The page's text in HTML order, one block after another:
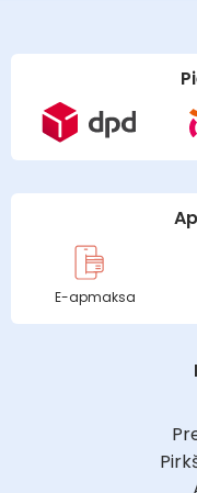
E-apmaksa